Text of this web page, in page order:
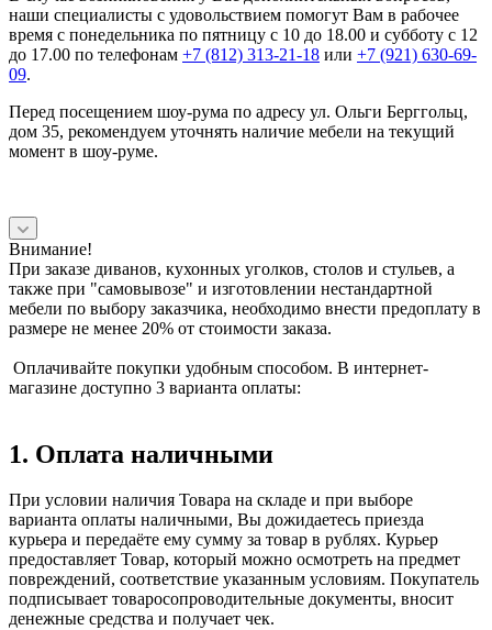
наши специалисты с удовольствием помогут Вам в рабочее
время с понедельника по пятницу с 10 до 18.00 и субботу с 12
до 17.00 по телефонам +7 (812) 313-21-18 или +7 (921) 630-69-
09.
Перед посещением шоу-рума по адресу ул. Ольги Берггольц,
дом 35, рекомендуем уточнять наличие мебели на текущий
момент в шоу-руме.
Внимание!
При заказе диванов, кухонных уголков, столов и стульев, а
также при "самовывозе" и изготовлении нестандартной
мебели по выбору заказчика, необходимо внести предоплату в
размере не менее 20% от стоимости заказа.
Оплачивайте покупки удобным способом. В интернет-
магазине доступно 3 варианта оплаты:
1. Оплата наличными
При условии наличия Товара на складе и при выборе
варианта оплаты наличными, Вы дожидаетесь приезда
курьера и передаёте ему сумму за товар в рублях. Курьер
предоставляет Товар, который можно осмотреть на предмет
повреждений, соответствие указанным условиям. Покупатель
подписывает товаросопроводительные документы, вносит
денежные средства и получает чек.